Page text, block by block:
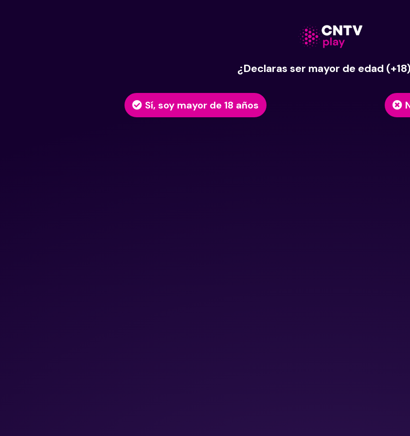
¿Declaras ser mayor de edad
Sí, soy mayor de 18 años